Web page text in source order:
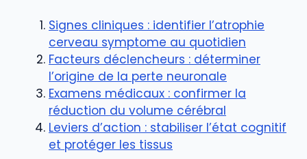
Signes cliniques : identifier l’atrophie
cerveau symptome au quotidien
Facteurs déclencheurs : déterminer
l’origine de la perte neuronale
Examens médicaux : confirmer la
réduction du volume cérébral
Leviers d’action : stabiliser l’état cognitif
et protéger les tissus